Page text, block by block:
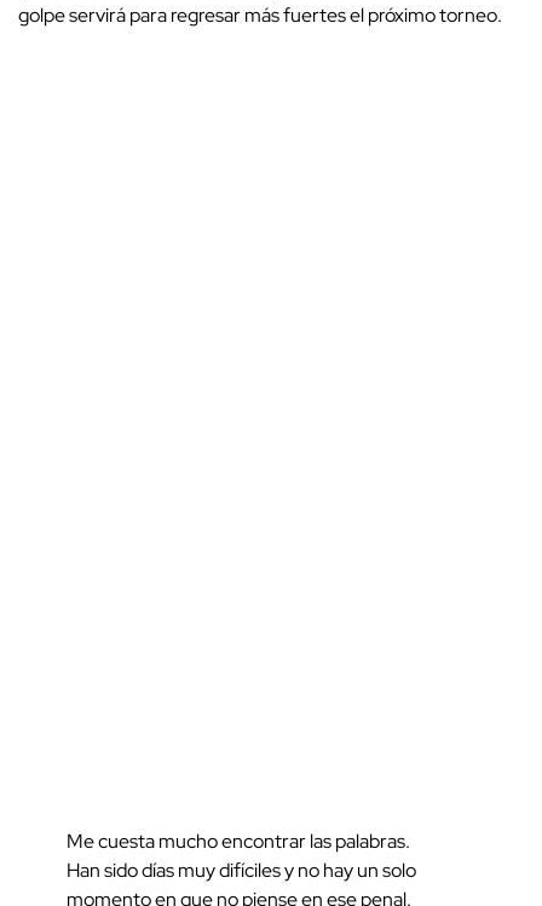
golpe servirá para regresar más fuertes el próximo torneo.
Me cuesta mucho encontrar las palabras.
Han sido días muy difíciles y no hay un solo
momento en que no piense en ese penal.